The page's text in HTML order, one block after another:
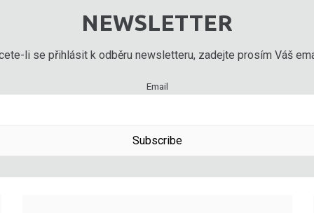
NEWSLETTER
li se přihlásit k odběru newsletteru, zadejte prosím Váš
Email
Subscribe